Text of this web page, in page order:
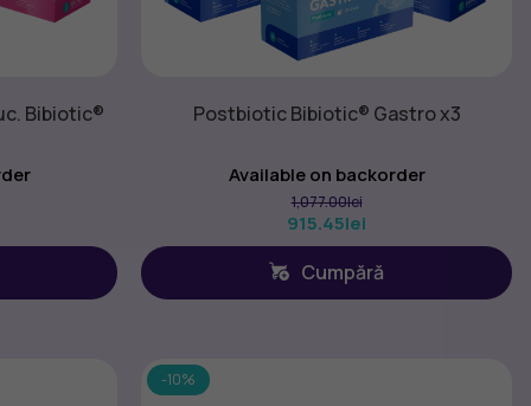
Bibiotic®
Postbiotic Bibiotic® Gastro x3
Available on backorder
1,077.00lei
915.45lei
Cumpără
-10%